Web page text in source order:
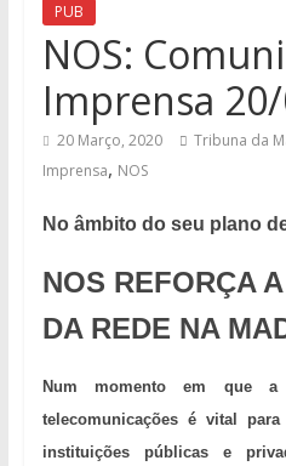
PUB
NOS:
Imprensa
20 Março, 2020 Tribuna da
Imprensa, NOS
No âmbito do seu plano
NOS REFORÇA
DA REDE NA
Num momento em que
telecomunicações é vital
instituições públicas e